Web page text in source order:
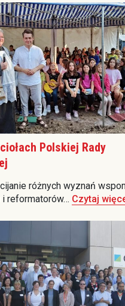
Polskiej Rady
różnych wyznań
reformatorów… Czytaj